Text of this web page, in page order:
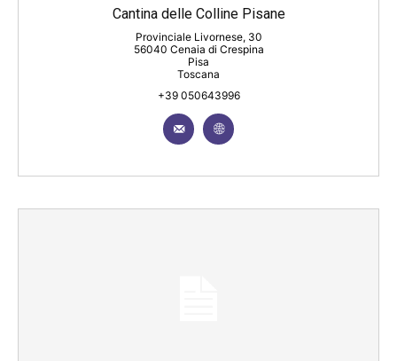
Cantina delle Colline Pisane
Provinciale Livornese, 30
56040 Cenaia di Crespina
Pisa
Toscana
+39 050643996